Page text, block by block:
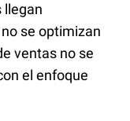
llegan
se optimizan
ventas no se
el enfoque